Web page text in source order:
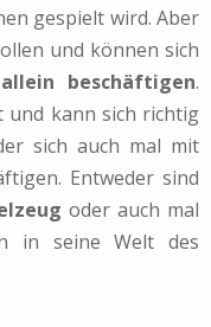
gespielt wird. Aber
und können sich
beschäftigen.
und kann sich richtig
sich auch mal mit
Entweder sind
oder auch mal
in seine Welt des